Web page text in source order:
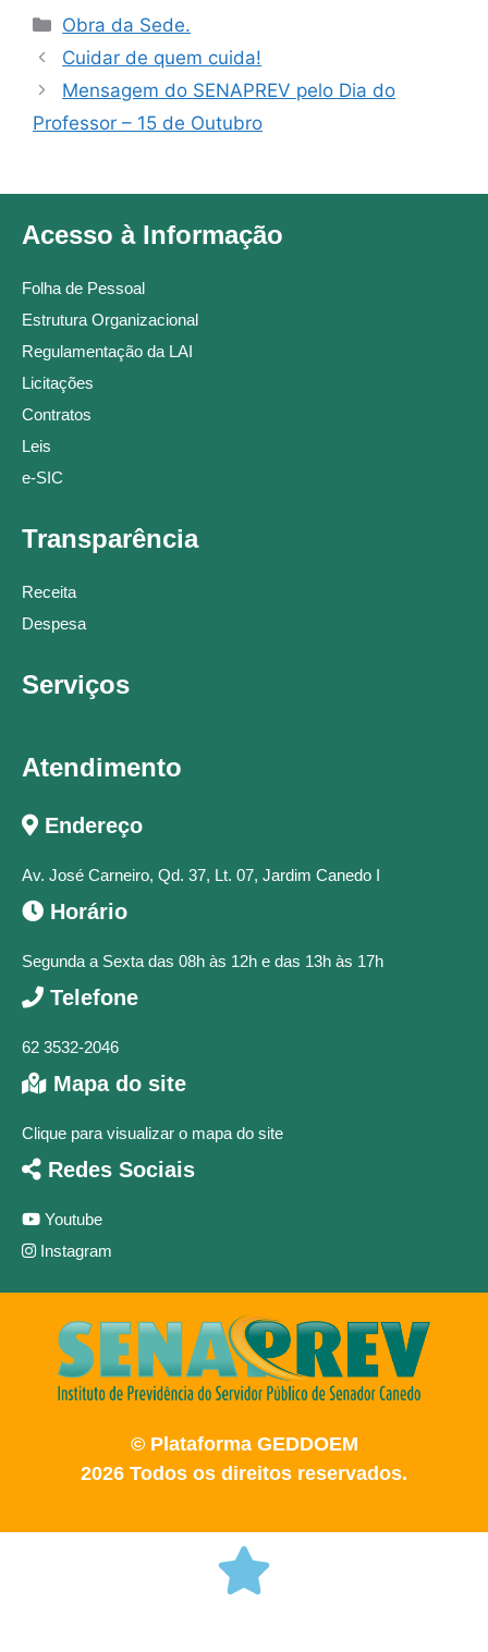
Obra da Sede.
Cuidar de quem cuida!
Mensagem do SENAPREV pelo Dia do
Professor – 15 de Outubro
Acesso à Informação
Folha de Pessoal
Estrutura Organizacional
Regulamentação da LAI
Licitações
Contratos
Leis
e-SIC
Transparência
Receita
Despesa
Serviços
Atendimento
Endereço
Av. José Carneiro, Qd. 37, Lt. 07, Jardim Canedo I
Horário
Segunda a Sexta das 08h às 12h e das 13h às 17h
Telefone
62 3532-2046
Mapa do site
Clique para visualizar o mapa do site
Redes Sociais
Youtube
Instagram
© Plataforma GEDDOEM
2026 Todos os direitos reservados.